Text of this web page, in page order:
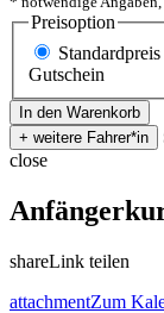
Preisoption
Standardpreis
Gutschein
close
shareLink teilen
attachmentZum